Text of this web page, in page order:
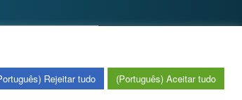
Rejeitar tudo (Português) Aceitar tudo